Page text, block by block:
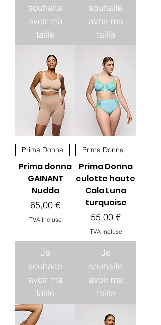
souhaite
avoir ma
taille
souhaite
avoir ma
taille
Prima Donna
Prima donna
GAINANT
Nudda
Prix
65,00 €
TVA Incluse
Je
souhaite
avoir ma
taille
Prima Donna
Prima Donna
culotte haute
Cala Luna
turquoise
Prix
55,00 €
TVA Incluse
Je
souhaite
avoir ma
taille